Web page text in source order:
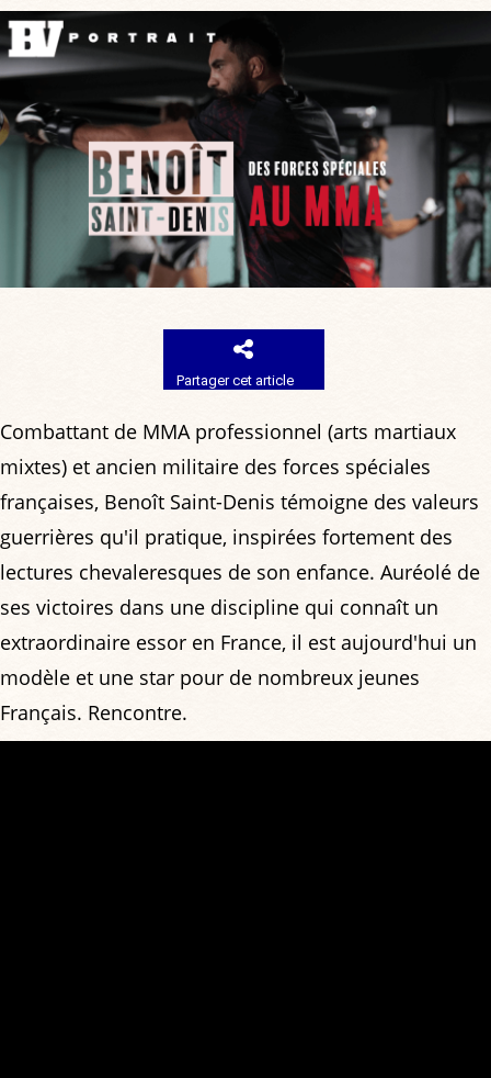
Partager cet article
Combattant de MMA professionnel (arts martiaux
mixtes) et ancien militaire des forces spéciales
françaises, Benoît Saint-Denis témoigne des valeurs
guerrières qu'il pratique, inspirées fortement des
lectures chevaleresques de son enfance. Auréolé de
ses victoires dans une discipline qui connaît un
extraordinaire essor en France, il est aujourd'hui un
modèle et une star pour de nombreux jeunes
Français. Rencontre.